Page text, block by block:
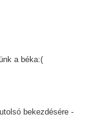
a béka:(
bekezdésére -